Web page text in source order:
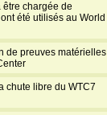
être chargée de
été utilisés au World
de preuves matérielles
chute libre du WTC7